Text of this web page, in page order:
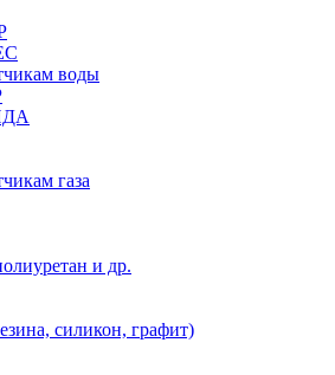
воды
газа
и др.
силикон, графит)